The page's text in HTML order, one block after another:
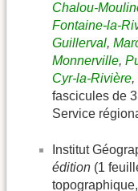
Chalou-
Fontaine-la-
Guillerval,
Monnerville,
Cyr-la-Rivière,
fascicules de
Service
Institut
édition (1